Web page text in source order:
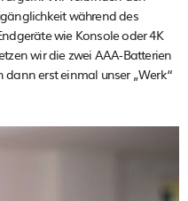
während des
wie Konsole oder 4K
wir die zwei AAA-Batterien
erst einmal unser „Werk“